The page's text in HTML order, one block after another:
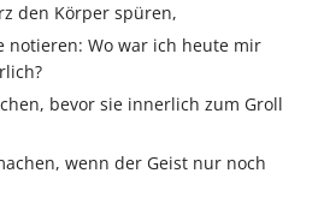
den Körper spüren,
notieren: Wo war ich heute mir
bevor sie innerlich zum Groll
wenn der Geist nur noch